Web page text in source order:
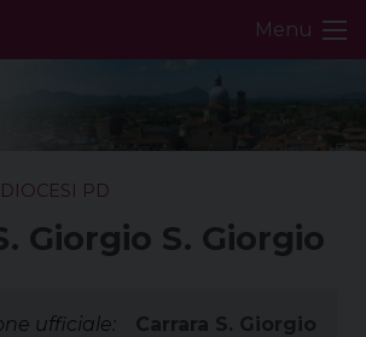
Menu
PD
Giorgio S. Giorgio
ufficiale:
Carrara S. Giorgio